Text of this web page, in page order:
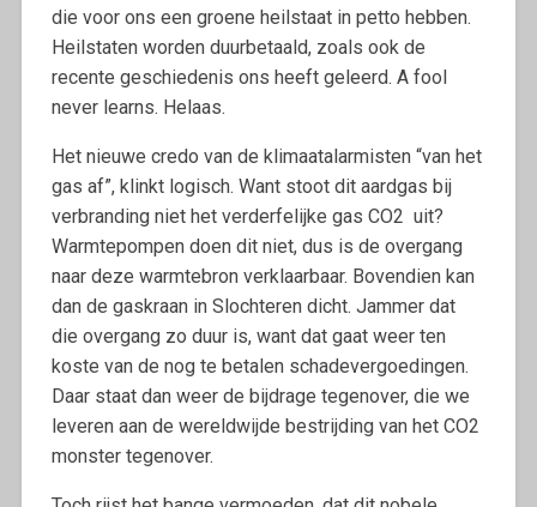
die voor ons een groene heilstaat in petto hebben.
Heilstaten worden duurbetaald, zoals ook de
recente geschiedenis ons heeft geleerd. A fool
never learns. Helaas.
Het nieuwe credo van de klimaatalarmisten “van het
gas af”, klinkt logisch. Want stoot dit aardgas bij
verbranding niet het verderfelijke gas CO2 uit?
Warmtepompen doen dit niet, dus is de overgang
naar deze warmtebron verklaarbaar. Bovendien kan
dan de gaskraan in Slochteren dicht. Jammer dat
die overgang zo duur is, want dat gaat weer ten
koste van de nog te betalen schadevergoedingen.
Daar staat dan weer de bijdrage tegenover, die we
leveren aan de wereldwijde bestrijding van het CO2
monster tegenover.